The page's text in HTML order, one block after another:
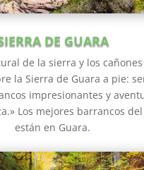
DE GUARA
de la sierra y los
la Sierra de Guara a pie:
impresionantes y
Los mejores barrancos
están en Guara.